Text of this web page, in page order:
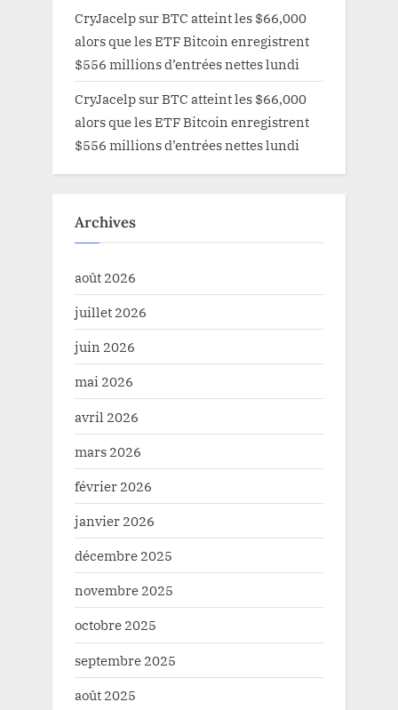
CryJacelp surBTC atteint les $66,000
alors que les ETF Bitcoin enregistrent
$556 millions d’entrées nettes lundi
CryJacelp surBTC atteint les $66,000
alors que les ETF Bitcoin enregistrent
$556 millions d’entrées nettes lundi
Archives
août 2026
juillet 2026
juin 2026
mai 2026
avril 2026
mars 2026
février 2026
janvier 2026
décembre 2025
novembre 2025
octobre 2025
septembre 2025
août 2025